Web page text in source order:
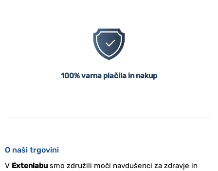
100% varna plačila in nakup
O naši trgovini
V Extenlabusmo združili moči navdušenci za zdravje in